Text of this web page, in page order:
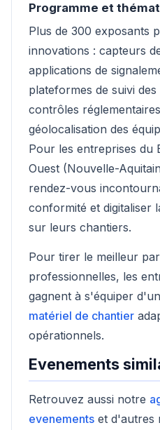
Programme et
Plus de 300 exposants
innovations : capteurs
applications de
plateformes de suivi
contrôles
géolocalisation des
Pour les entreprises du
Ouest (Nouvelle-
rendez-vous
conformité et digitaliser
sur leurs chantiers.
Pour tirer le meilleur
professionnelles, les
gagnent à s'équiper d'un
matériel de chantier
opérationnels.
Evenements
Retrouvez aussi notre
evenements et d'autres